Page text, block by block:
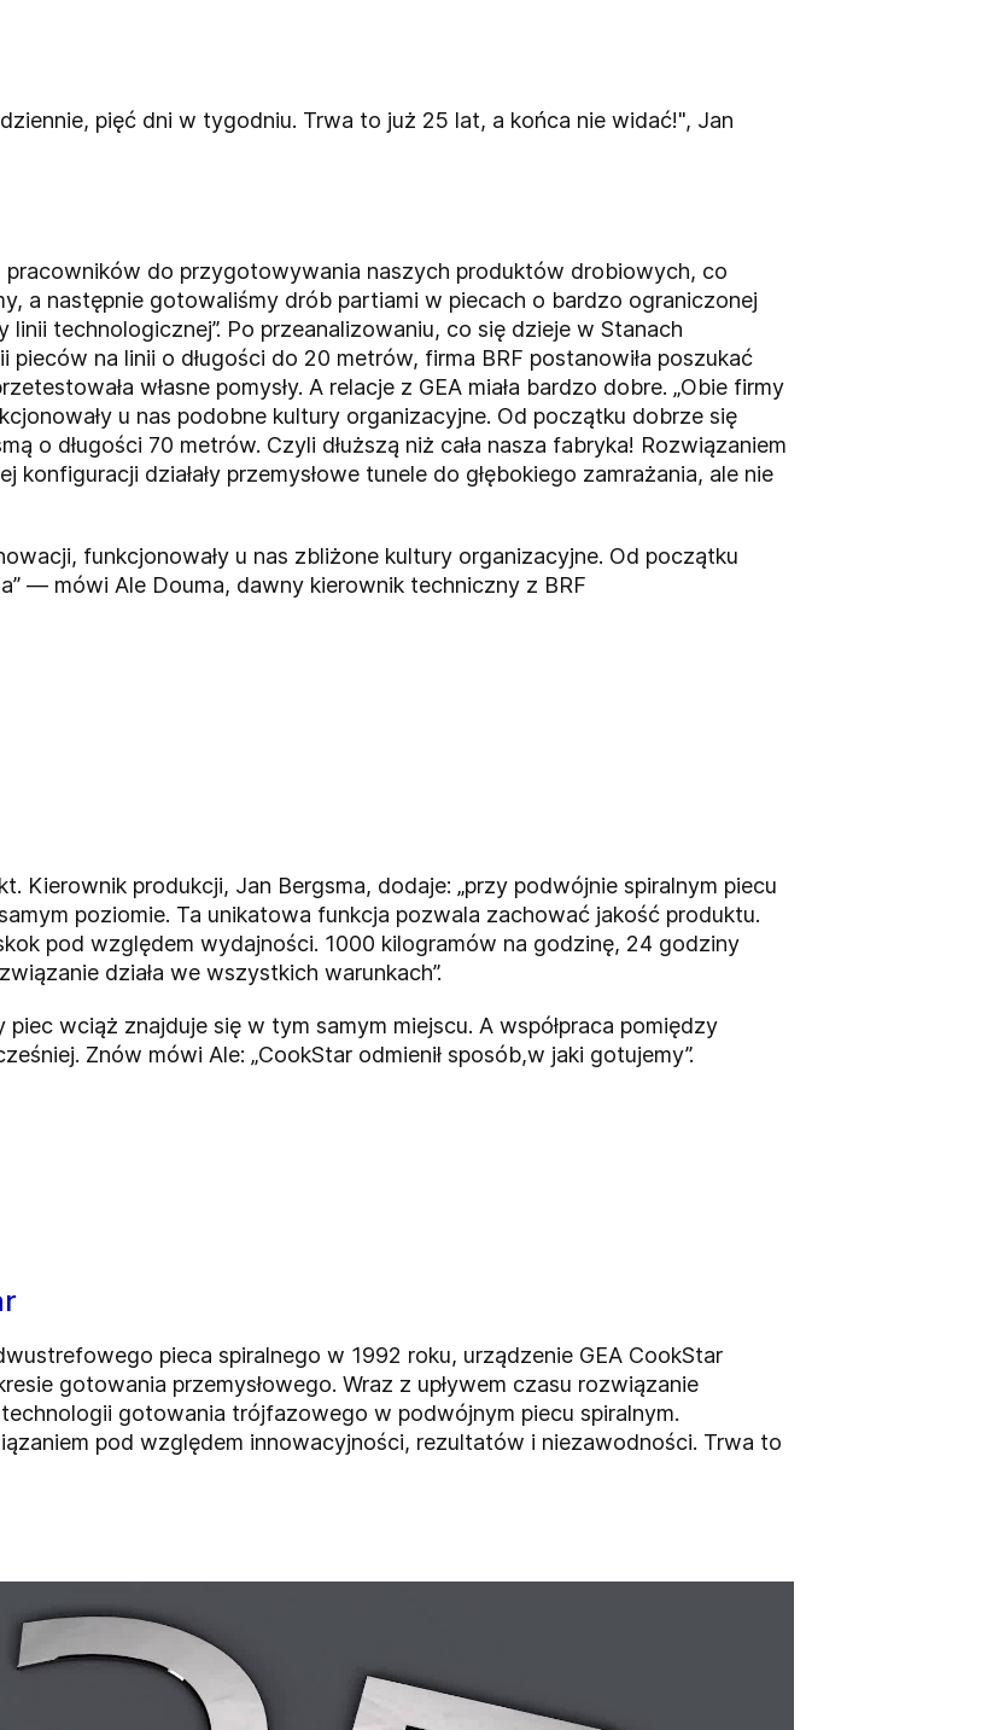
pięć dni w tygodniu. Trwa to już 25 lat, a końca nie widać!", Jan
pracowników do przygotowywania naszych produktów drobiowych, co
a następnie gotowaliśmy drób partiami w piecach o bardzo ograniczonej
technologicznej”. Po przeanalizowaniu, co się dzieje w Stanach
na linii o długości do 20 metrów, firma BRF postanowiła poszukać
własne pomysły. A relacje z GEA miała bardzo dobre. „Obie firmy
u nas podobne kultury organizacyjne. Od początku dobrze się
o długości 70 metrów. Czyli dłuższą niż cała nasza fabryka! Rozwiązaniem
konfiguracji działały przemysłowe tunele do głębokiego zamrażania, ale nie
funkcjonowały u nas zbliżone kultury organizacyjne. Od początku
— mówi Ale Douma, dawny kierownik techniczny z BRF
Kierownik produkcji, Jan Bergsma, dodaje: „przy podwójnie spiralnym piecu
poziomie. Ta unikatowa funkcja pozwala zachować jakość produktu.
pod względem wydajności. 1000 kilogramów na godzinę, 24 godziny
działa we wszystkich warunkach”.
wciąż znajduje się w tym samym miejscu. A współpraca pomiędzy
Znów mówi Ale: „CookStar odmienił sposób,w jaki gotujemy”.
pieca spiralnego w 1992 roku, urządzenie GEA CookStar
gotowania przemysłowego. Wraz z upływem czasu rozwiązanie
gotowania trójfazowego w podwójnym piecu spiralnym.
pod względem innowacyjności, rezultatów i niezawodności. Trwa to